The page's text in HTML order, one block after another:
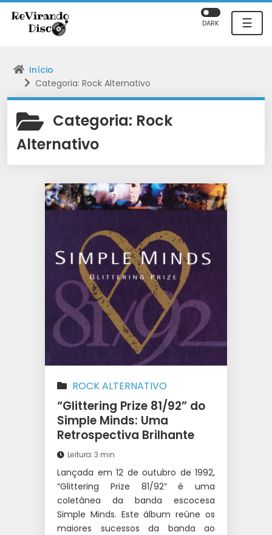
☰
DARK
Início
Categoria: Rock Alternativo
Categoria: Rock
Alternativo
ROCK ALTERNATIVO
“Glittering Prize 81/92” do
Simple Minds: Uma
Retrospectiva Brilhante
Leitura: 3 min
Lançada em 12 de outubro de 1992,
“Glittering Prize 81/92” é uma
coletânea da banda escocesa
Simple Minds. Este álbum reúne os
maiores sucessos da banda ao